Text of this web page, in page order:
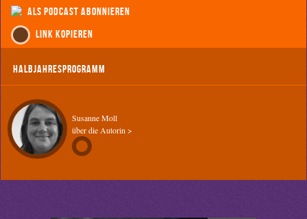
als Podcast abonnieren
Link kopieren
Halbjahresprogramm
Susanne Moll
über die Autorin >